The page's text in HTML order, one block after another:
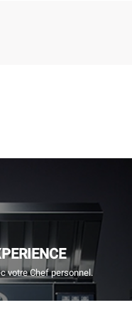
votre Chef personnel.